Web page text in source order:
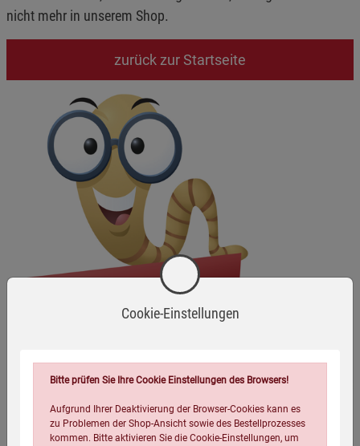
nicht mehr in unserem Shop.
zurück zur Startseite
Cookie-Einstellungen
Bitte prüfen Sie Ihre Cookie Einstellungen des Browsers!
Aufgrund Ihrer Deaktivierung der Browser-Cookies kann es
zu Problemen der Shop-Ansicht sowie des Bestellprozesses
kommen. Bitte aktivieren Sie die Cookie-Einstellungen, um